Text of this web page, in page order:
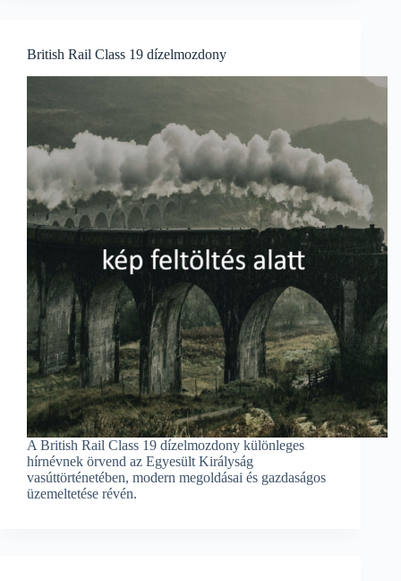
British Rail Class 19 dízelmozdony
A British Rail Class 19 dízelmozdony különleges
hírnévnek örvend az Egyesült Királyság
vasúttörténetében, modern megoldásai és gazdaságos
üzemeltetése révén.